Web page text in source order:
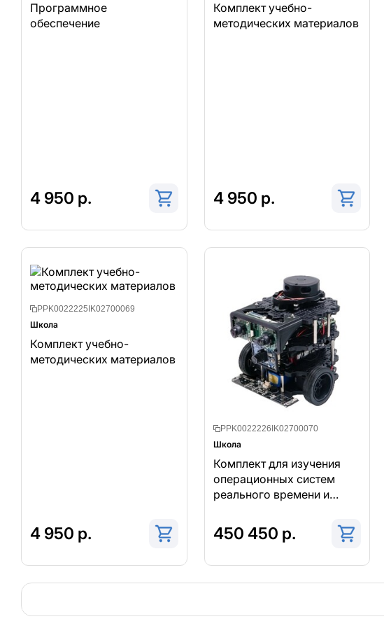
Программное
обеспечение
4 950 р.
Комплект учебно-
методических материалов
4 950 р.
PPK0022225IK02700069
Школа
Комплект учебно-
методических материалов
4 950 р.
PPK0022226IK02700070
Школа
Комплект для изучения
операционных систем
реального времени и
автономных мобильных
роботов
450 450 р.